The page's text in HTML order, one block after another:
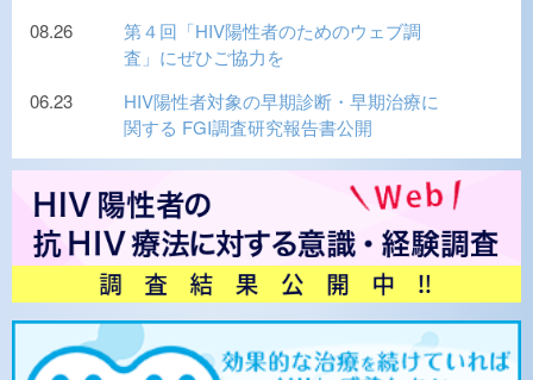
08.26
第４回「HIV陽性者のためのウェブ調
査」にぜひご協力を
06.23
HIV陽性者対象の早期診断・早期治療に
関する FGI調査研究報告書公開